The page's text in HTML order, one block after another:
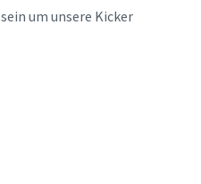
um unsere Kicker